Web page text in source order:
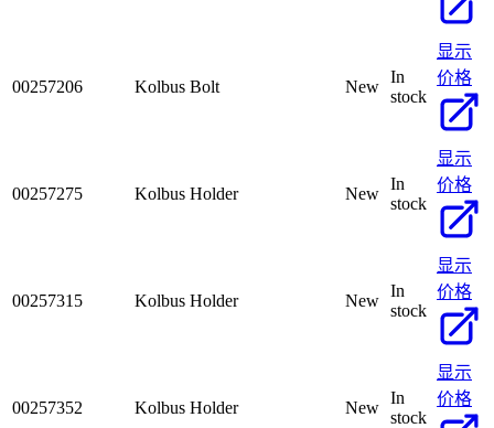
00257206 Kolbus Bolt New
In
stock
显示
价格
00257275 Kolbus Holder New
In
stock
显示
价格
00257315 Kolbus Holder New
In
stock
显示
价格
00257352 Kolbus Holder New
In
stock
显示
价格